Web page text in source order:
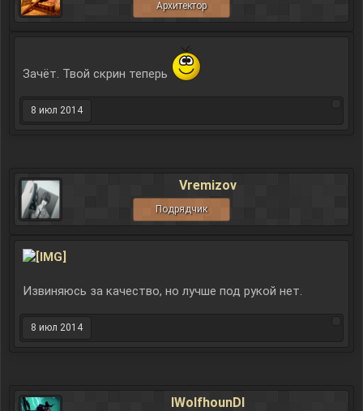
Архитектор
Зачёт. Твой скрин теперь
8 июл 2014
Vremizov
Подрядчик
Извиняюсь за качество, но лучше под рукой нет.
8 июл 2014
lWolfhounDl